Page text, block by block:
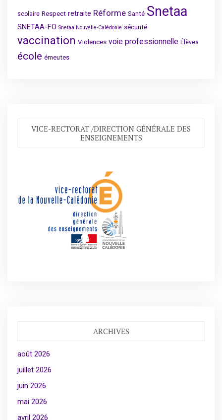
scolaire Respect retraite Réforme Santé Snetaa
SNETAA-FO Snetaa Nouvelle-Calédonie sécurité
vaccination Violences voie professionnelle Élèves
école émeutes
VICE-RECTORAT /DIRECTION GÉNÉRALE DES
ENSEIGNEMENTS
ARCHIVES
août 2026
juillet 2026
juin 2026
mai 2026
avril 2026